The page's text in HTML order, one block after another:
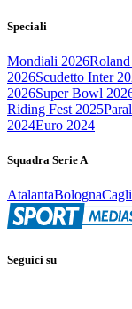
Speciali
Mondiali 2026
2026Scudetto Inter
2026Super Bowl
Riding Fest 2025
2024Euro 2024
Squadra Serie A
AtalantaBologna
Seguici su